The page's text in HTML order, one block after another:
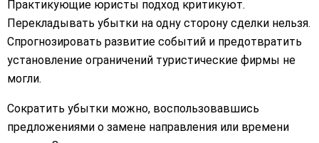
Практикующие юристы подход критикуют.
Перекладывать убытки на одну сторону сделки нельзя.
Спрогнозировать развитие событий и предотвратить
установление ограничений туристические фирмы не
могли.
Сократить убытки можно, воспользовавшись
предложениями о замене направления или времени